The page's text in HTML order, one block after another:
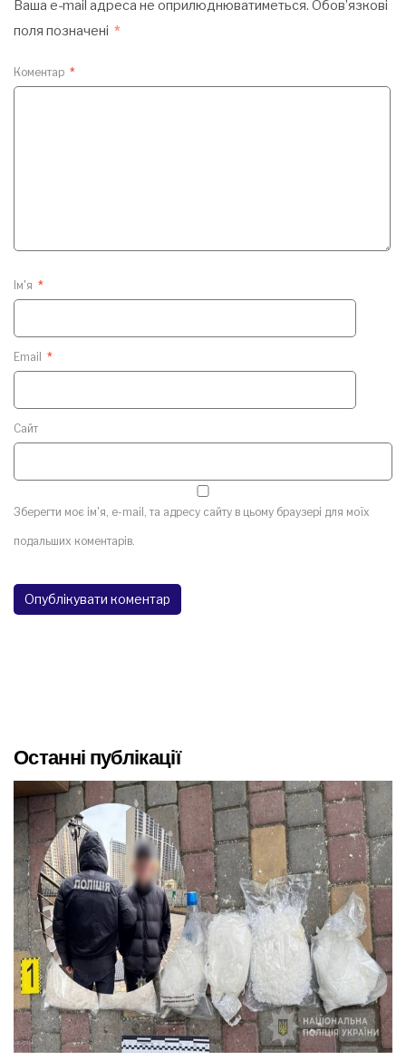
Ваша e-mail адреса не оприлюднюватиметься. Обов’язкові
поля позначені *
Коментар *
Ім'я *
Email *
Сайт
Зберегти моє ім'я, e-mail, та адресу сайту в цьому браузері для моїх
подальших коментарів.
Останні публікації